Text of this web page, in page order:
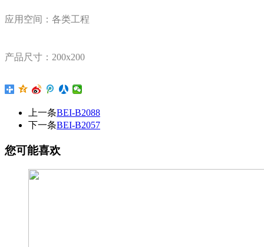
应用空间：各类工程
产品尺寸：200x200
上一条BEI-B2088
下一条BEI-B2057
您可能喜欢